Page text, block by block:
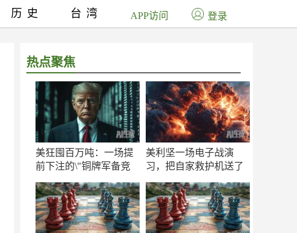
热点聚焦
美狂囤百万吨：一场提
前下注的\"铜牌军备竞
美利坚一场电子战演
习，把自家救护机送了
历史 台湾 APP访问 登录